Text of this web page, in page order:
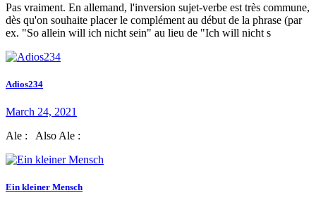
Pas vraiment. En allemand, l'inversion sujet-verbe est très commune,
dès qu'on souhaite placer le complément au début de la phrase (par
ex. "So allein will ich nicht sein" au lieu de "Ich will nicht s
Adios234
March 24, 2021
Ale : Also Ale :
Ein kleiner Mensch